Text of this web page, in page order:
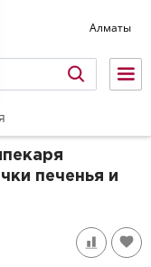
Алматы
печенья и